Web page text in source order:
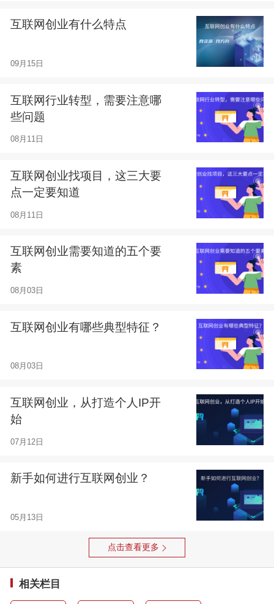
互联网创业有什么特点
09月15日
互联网行业转型，需要注意哪
些问题
08月11日
互联网创业找项目，这三大要
点一定要知道
08月11日
互联网创业需要知道的五个要
素
08月03日
互联网创业有哪些典型特征？
08月03日
互联网创业，从打造个人IP开
始
07月12日
新手如何进行互联网创业？
05月13日
点击查看更多
相关栏目